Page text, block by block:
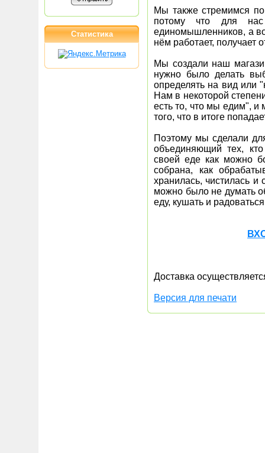
Мы также стремимся
потому что для
единомышленников, а
нём работает, получает
Мы создали наш
нужно было делать
определять на вид или
Нам в некоторой
есть то, что мы едим",
того, что в итоге
Поэтому мы сделали
объединяющий тех,
своей еде как можно
собрана, как
хранилась, чистилась и
можно было не думать
еду, кушать и
Доставка
Версия для печати
Статистика